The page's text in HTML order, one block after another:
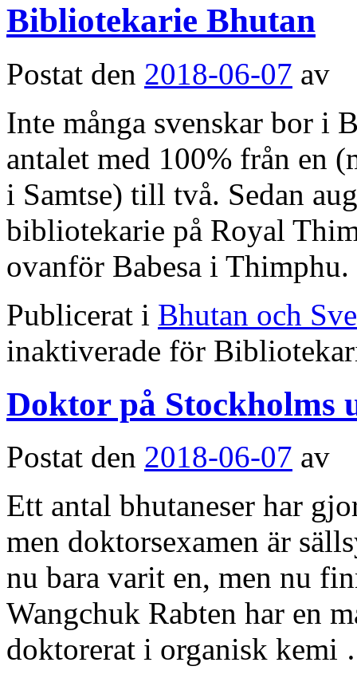
Bibliotekarie Bhutan
Postat den 2018-06-07 av
Inte många svenskar bor i
antalet med 100% från en
i Samtse) till två. Sedan
bibliotekarie på Royal
ovanför Babesa i
Publicerat i Bhutan och
inaktiverade för
Doktor på Stockholms
Postat den 2018-06-07 av
Ett antal bhutaneser har
men doktorsexamen är
nu bara varit en, men nu
Wangchuk Rabten har en
doktorerat i organisk